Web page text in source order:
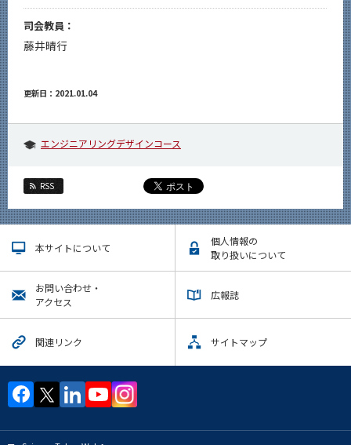
司会教員：
藤井晴行
更新日：2021.01.04
エンジニアリングデザインコース
RSS
本サイトについて
個人情報の
取り扱いについて
お問い合わせ・
アクセス
広報誌
関連リンク サイトマップ